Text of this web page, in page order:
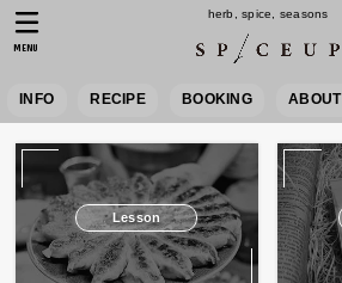
herb, spice, seasons
INFO RECIPE BOOKING ABOUT
MENU
Lesson